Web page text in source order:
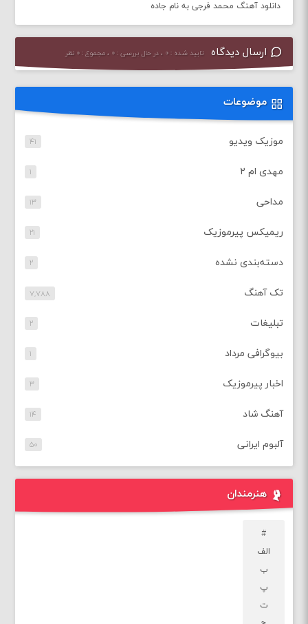
دانلود آهنگ محمد فرجی به نام جاده
ارسال دیدگاه تایید شده : ۰ ، در حال بررسی : ۰ ، مجموع : ۰ نظر
موضوعات
موزیک ویدیو ۴۱
مهدی ام ۲ ۱
مداحی ۱۳
ریمیکس پیرموزیک ۲۱
دسته‌بندی نشده ۲
تک آهنگ ۷,۷۸۸
تبلیغات ۲
بیوگرافی مرداد ۱
اخبار پیرموزیک ۳
آهنگ شاد ۱۴
آلبوم ایرانی ۵۰
هنرمندان
#
الف
ب
پ
ت